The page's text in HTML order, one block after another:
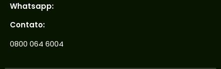
Whatsapp:
Contato:
0800 064 6004